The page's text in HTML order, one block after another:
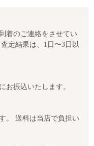
着のご連絡をさせてい
定結果は、1日〜3日以
お振込いたします。
。 送料は当店で負担い